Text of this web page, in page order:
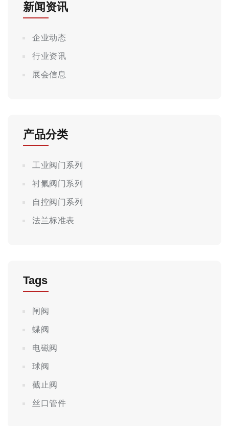
新闻资讯
企业动态
行业资讯
展会信息
产品分类
工业阀门系列
衬氟阀门系列
自控阀门系列
法兰标准表
Tags
闸阀
蝶阀
电磁阀
球阀
截止阀
丝口管件